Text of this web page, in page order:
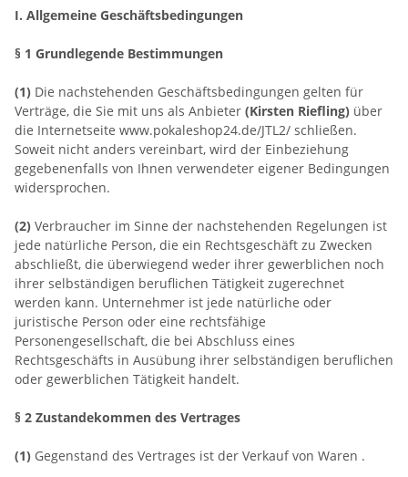
I. Allgemeine Geschäftsbedingungen
§ 1 Grundlegende Bestimmungen
(1) Die nachstehenden Geschäftsbedingungen gelten für
Verträge, die Sie mit uns als Anbieter (Kirsten Riefling) über
die Internetseite www.pokaleshop24.de/JTL2/ schließen.
Soweit nicht anders vereinbart, wird der Einbeziehung
gegebenenfalls von Ihnen verwendeter eigener Bedingungen
widersprochen.
(2) Verbraucher im Sinne der nachstehenden Regelungen ist
jede natürliche Person, die ein Rechtsgeschäft zu Zwecken
abschließt, die überwiegend weder ihrer gewerblichen noch
ihrer selbständigen beruflichen Tätigkeit zugerechnet
werden kann. Unternehmer ist jede natürliche oder
juristische Person oder eine rechtsfähige
Personengesellschaft, die bei Abschluss eines
Rechtsgeschäfts in Ausübung ihrer selbständigen beruflichen
oder gewerblichen Tätigkeit handelt.
§ 2 Zustandekommen des Vertrages
(1) Gegenstand des Vertrages ist der Verkauf von Waren .